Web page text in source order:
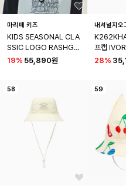
마리떼 키즈
KIDS SEASONAL CLA
SSIC LOGO RASHGU
ARD FLAP CAP navy
19% 55,890원
내셔널지오
프캡
28%
58 59